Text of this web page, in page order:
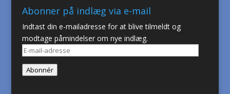
Abonner på indlæg via e-mail
Indtast din e-mailadresse for at blive tilmeldt og
modtage påmindelser om nye indlæg.
E-
mail-
adresse
Abonnér